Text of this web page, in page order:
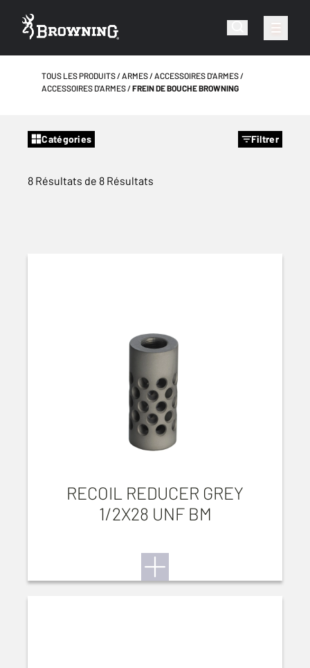
TOUS LES PRODUITS ARMES
ACCESSOIRES D'ARMES
ACCESSOIRES D'ARMES
FREIN DE BOUCHE BROWNING
Catégories Filtrer
8 Résultats de 8 Résultats
RECOIL REDUCER GREY
1/2X28 UNF BM